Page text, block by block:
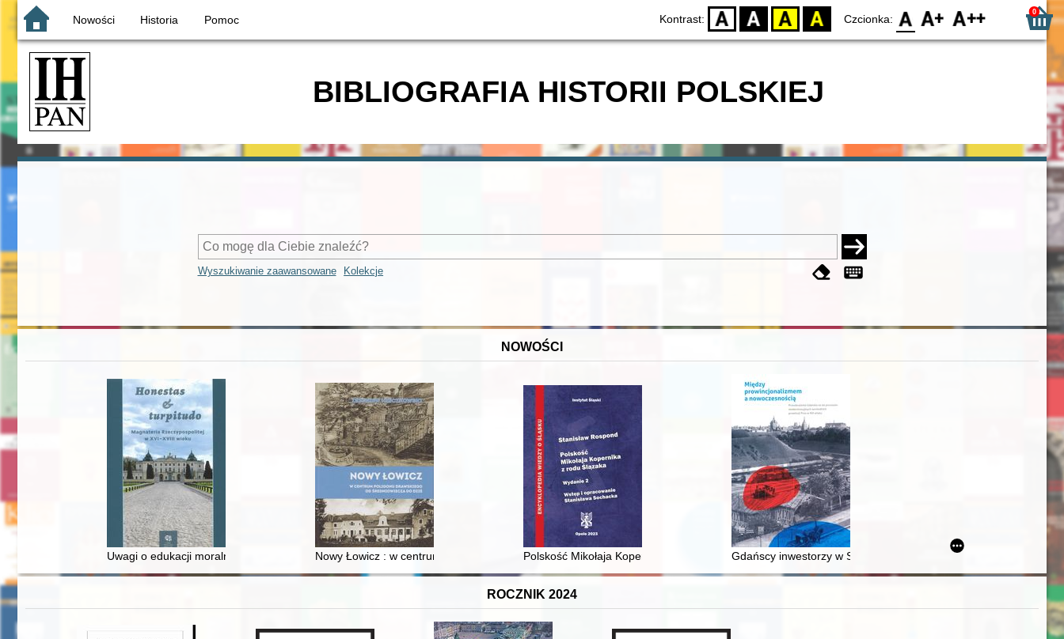
Nowości Historia Pomoc Kontrast: D BW YB BY Czcionka: F0 F1 F2 0
BIBLIOGRAFIA HISTORII POLSKIEJ
Wyszukiwanie zaawansowane Kolekcje
NOWOŚCI
Uwagi o edukacji moralnej synów szlacheckich w XVI-wiecznej Rzeczypospolitej
Nowy Łowicz : w centrum poligonu drawskiego od średniowiecza do dziś
Polskość Mikołaja Kopernika z rodu ŚlązakaGdańscy inwestorzy w Sopocie : prestiż finansowy i towarzyski
ROCZNIK 2024